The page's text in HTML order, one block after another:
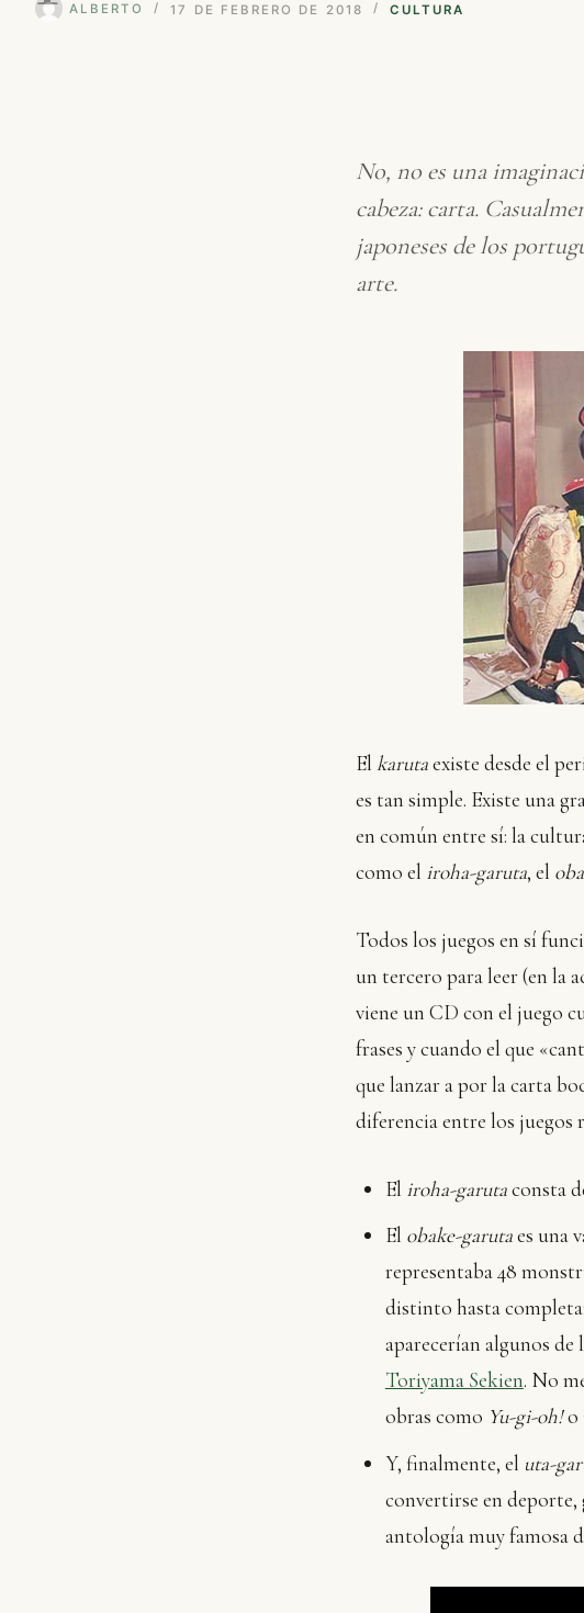
ALBERTO 17 DE FEBRERO DE 2018 CULTURA
No, no es una
cabeza: carta.
japoneses de los
arte.
El karutaexiste desde el
es tan simple. Existe una
en común entre sí: la
como el iroha-garuta, el
Todos los juegos en sí
un tercero para leer (en la
viene un CD con el juego
frases y cuando el que
que lanzar a por la carta
diferencia entre los juegos
El iroha-garutaconsta
El obake-garutaes una
representaba 48
distinto hasta
aparecerían algunos de
Toriyama Sekien. No
obras como Yu-gi-oh!o
Y, finalmente, el uta-
convertirse en deporte,
antología muy famosa